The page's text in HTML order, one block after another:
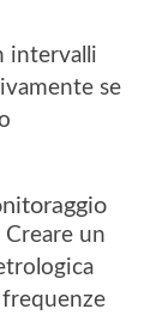
intervalli
se
Creare un